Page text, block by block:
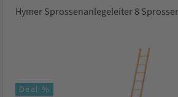
Hymer Sprossenanlegeleiter 8
Deal %